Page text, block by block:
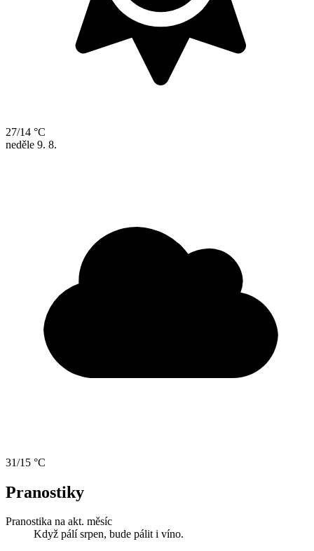
27/14 °C
neděle 9. 8.
31/15 °C
Pranostiky
Pranostika na akt. měsíc
Když pálí srpen, bude pálit i víno.